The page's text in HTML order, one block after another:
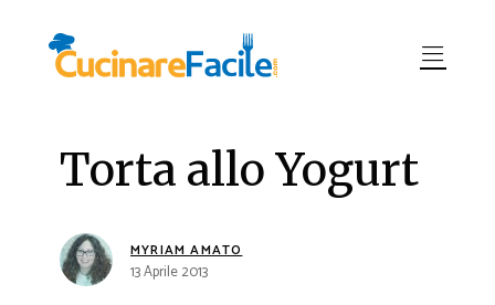
Torta allo Yogurt
MYRIAM AMATO
13 Aprile 2013